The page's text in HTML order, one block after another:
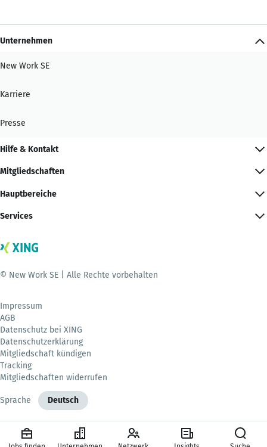
Unternehmen
New Work SE
Karriere
Presse
Hilfe & Kontakt
Mitgliedschaften
Hauptbereiche
Services
© New Work SE | Alle Rechte vorbehalten
Impressum
AGB
Datenschutz bei XING
Datenschutzerklärung
Mitgliedschaft kündigen
Tracking
Mitgliedschaften widerrufen
Sprache Deutsch